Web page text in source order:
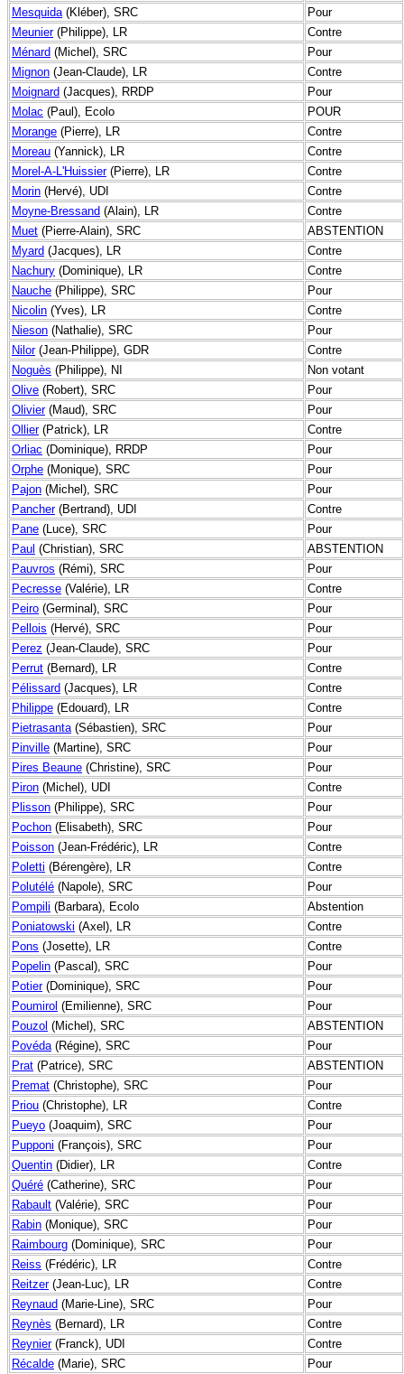
Mesquida(Kléber), SRC
Pour
Meunier(Philippe), LR
Contre
Ménard (Michel), SRC
Pour
Mignon (Jean-Claude), LR
Contre
Moignard (Jacques), RRDP
Pour
Molac (Paul), Ecolo
POUR
Morange (Pierre), LR
Contre
Moreau (Yannick), LR
Contre
Morel-A-L'Huissier(Pierre), LR
Contre
Morin (Hervé), UDI
Contre
Moyne-Bressand (Alain), LR
Contre
Muet (Pierre-Alain), SRC
ABSTENTION
Myard (Jacques), LR
Contre
Nachury (Dominique), LR
Contre
Nauche (Philippe), SRC
Pour
Nicolin (Yves), LR
Contre
Nieson (Nathalie), SRC
Pour
Nilor(Jean-Philippe), GDR
Contre
Noguès (Philippe), NI
Non votant
Olive (Robert), SRC
Pour
Olivier(Maud), SRC
Pour
Ollier(Patrick), LR
Contre
Orliac (Dominique), RRDP
Pour
Orphe (Monique), SRC
Pour
Pajon (Michel), SRC
Pour
Pancher(Bertrand), UDI
Contre
Pane (Luce), SRC
Pour
Paul (Christian), SRC
ABSTENTION
Pauvros (Rémi), SRC
Pour
Pecresse (Valérie), LR
Contre
Peiro (Germinal), SRC
Pour
Pellois (Hervé), SRC
Pour
Perez (Jean-Claude), SRC
Pour
Perrut (Bernard), LR
Contre
Pélissard (Jacques), LR
Contre
Philippe (Edouard), LR
Contre
Pietrasanta(Sébastien), SRC
Pour
Pinville (Martine), SRC
Pour
Pires Beaune (Christine), SRC
Pour
Piron (Michel), UDI
Contre
Plisson (Philippe), SRC
Pour
Pochon (Elisabeth), SRC
Pour
Poisson (Jean-Frédéric), LR
Contre
Poletti (Bérengère), LR
Contre
Polutélé (Napole), SRC
Pour
Pompili (Barbara), Ecolo
Abstention
Poniatowski (Axel), LR
Contre
Pons (Josette), LR
Contre
Popelin (Pascal), SRC
Pour
Potier(Dominique), SRC
Pour
Poumirol (Emilienne), SRC
Pour
Pouzol (Michel), SRC
ABSTENTION
Povéda(Régine), SRC
Pour
Prat (Patrice), SRC
ABSTENTION
Premat (Christophe), SRC
Pour
Priou (Christophe), LR
Contre
Pueyo (Joaquim), SRC
Pour
Pupponi (François), SRC
Pour
Quentin (Didier), LR
Contre
Quéré (Catherine), SRC
Pour
Rabault (Valérie), SRC
Pour
Rabin (Monique), SRC
Pour
Raimbourg (Dominique), SRC
Pour
Reiss (Frédéric), LR
Contre
Reitzer(Jean-Luc), LR
Contre
Reynaud (Marie-Line), SRC
Pour
Reynès (Bernard), LR
Contre
Reynier(Franck), UDI
Contre
Récalde (Marie), SRC Pour